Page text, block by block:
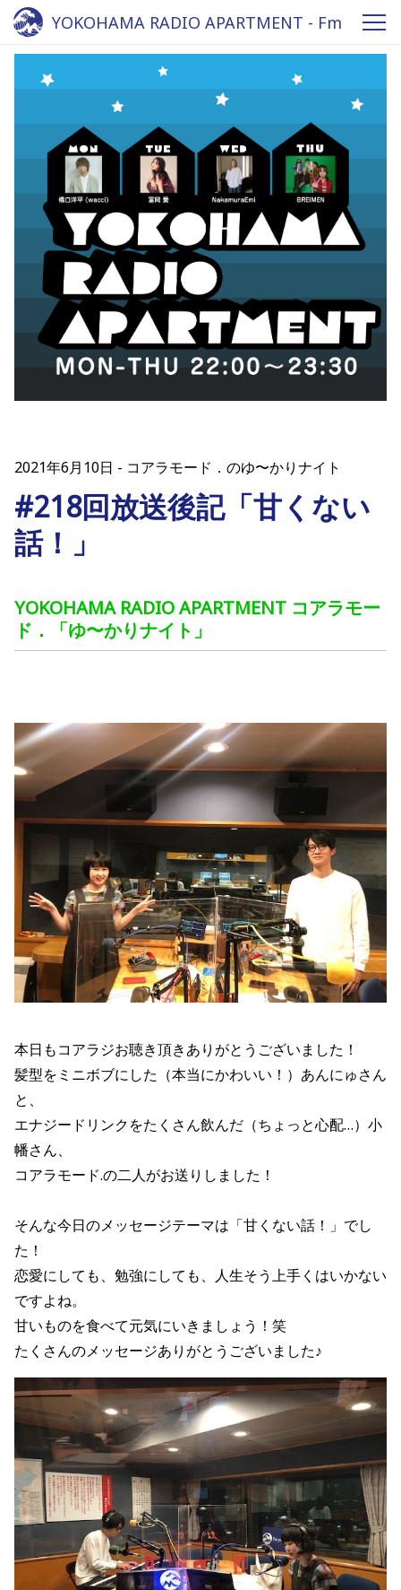
YOKOHAMA RADIO APARTMENT - Fm
yokohama 84.7
2021年6月10日 コアラモード．のゆ〜かりナイト
#218回放送後記「甘くない
話！」
YOKOHAMA RADIO APARTMENT コアラモー
ド．「ゆ〜かりナイト」
本日もコアラジお聴き頂きありがとうございました！
髪型をミニボブにした（本当にかわいい！）あんにゅさん
と、
エナジードリンクをたくさん飲んだ（ちょっと心配…）小
幡さん、
コアラモード.の二人がお送りしました！
そんな今日のメッセージテーマは「甘くない話！ 」でし
た！
恋愛にしても、勉強にしても、人生そう上手くはいかない
ですよね。
甘いものを食べて元気にいきましょう！笑
たくさんのメッセージありがとうございました♪